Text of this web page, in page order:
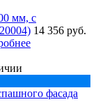
мм, с
14 356 руб.